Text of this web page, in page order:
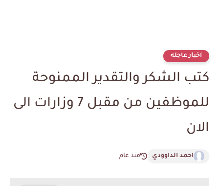
اخبار عاجله
كتب الشكر والتقدير الممنوحة
للموظفين من مقبل 7 وزارات الى
الان
احمد الداوودي منذ عام